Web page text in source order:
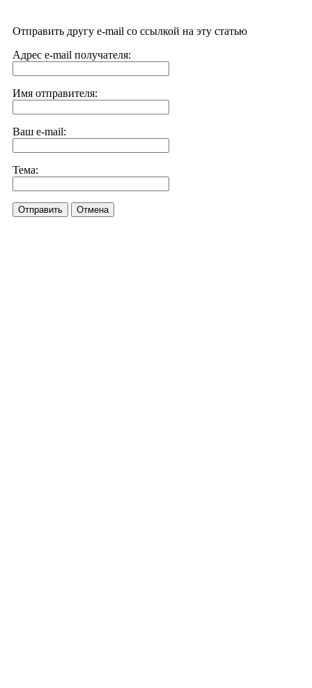
Отправить другу e-mail со ссылкой на эту статью
Адрес e-mail получателя:
Имя отправителя:
Ваш e-mail:
Тема:
Отправить Отмена